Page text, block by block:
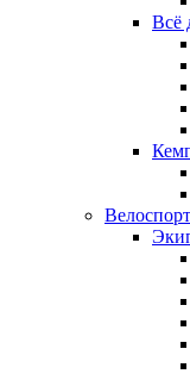
Всё
Велоспорт